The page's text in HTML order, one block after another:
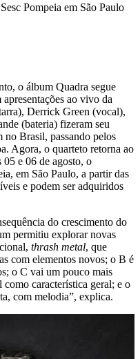
Pompeia em São Paulo
o álbum Quadra segue
ao vivo da
Derrick Green (vocal),
(bateria) fizeram seu
no Brasil, passando pelos
Agora, o quarteto retorna ao
e 06 de agosto, o
em São Paulo, a partir das
e podem ser adquiridos
do crescimento do
permitiu explorar novas
thrash metal, que
com elementos novos; o B é
o C vai um pouco mais
característica geral; e o
com melodia”, explica.